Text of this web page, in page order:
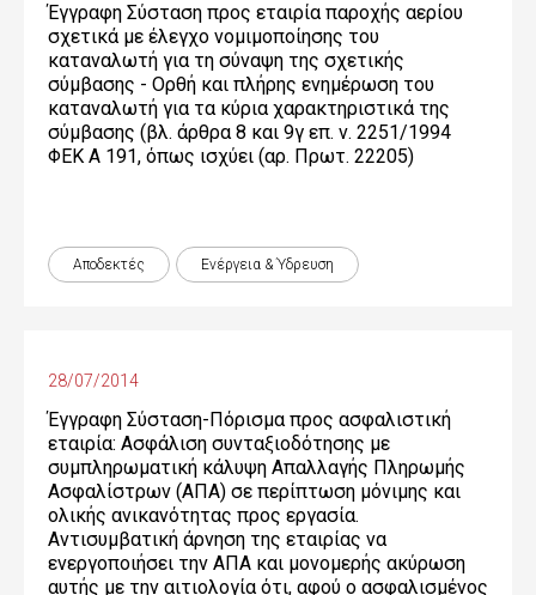
Έγγραφη Σύσταση προς εταιρία παροχής αερίου
σχετικά με έλεγχο νομιμοποίησης του
καταναλωτή για τη σύναψη της σχετικής
σύμβασης - Ορθή και πλήρης ενημέρωση του
καταναλωτή για τα κύρια χαρακτηριστικά της
σύμβασης (βλ. άρθρα 8 και 9γ επ. ν. 2251/1994
ΦΕΚ Α 191, όπως ισχύει (αρ. Πρωτ. 22205)
Αποδεκτές Ενέργεια & Ύδρευση
28/07/2014
Έγγραφη Σύσταση-Πόρισμα προς ασφαλιστική
εταιρία: Ασφάλιση συνταξιοδότησης με
συμπληρωματική κάλυψη Απαλλαγής Πληρωμής
Ασφαλίστρων (ΑΠΑ) σε περίπτωση μόνιμης και
ολικής ανικανότητας προς εργασία.
Αντισυμβατική άρνηση της εταιρίας να
ενεργοποιήσει την ΑΠΑ και μονομερής ακύρωση
αυτής με την αιτιολογία ότι, αφού ο ασφαλισμένος